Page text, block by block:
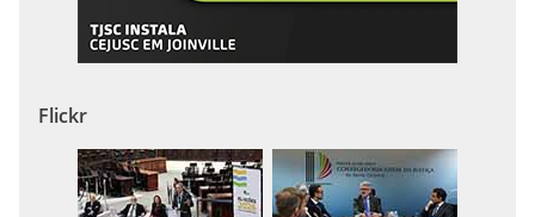
Flickr